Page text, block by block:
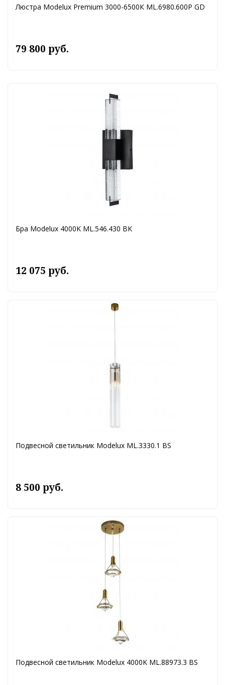
Люстра Modelux Premium 3000-6500К ML.6980.600P GD
79 800 руб.
Бра Modelux 4000K ML.546.430 BK
12 075 руб.
Подвесной светильник Modelux ML.3330.1 BS
8 500 руб.
Подвесной светильник Modelux 4000K ML.88973.3 BS